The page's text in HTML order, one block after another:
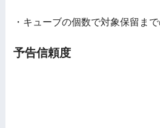
・キューブの個数で対象保留ま
予告信頼度